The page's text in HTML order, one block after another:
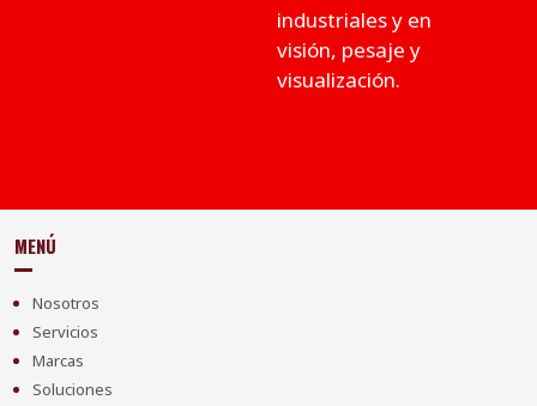
industriales y en
visión, pesaje y
visualización.
MENÚ
Nosotros
Servicios
Marcas
Soluciones